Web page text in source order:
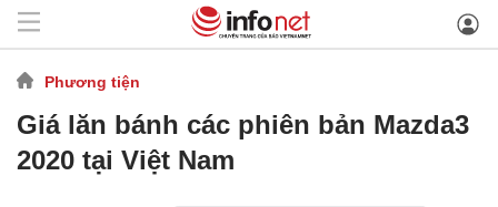
Phương tiện
Giá lăn bánh các phiên bản Mazda3
2020 tại Việt Nam